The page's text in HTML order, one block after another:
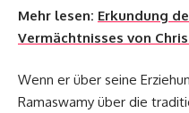
Mehr lesen: Erkundung
Vermächtnisses von
Wenn er über seine
Ramaswamy über die